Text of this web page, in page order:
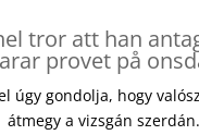
tror att han
provet på
úgy gondolja, hogy
átmegy a vizsgán szerdán.